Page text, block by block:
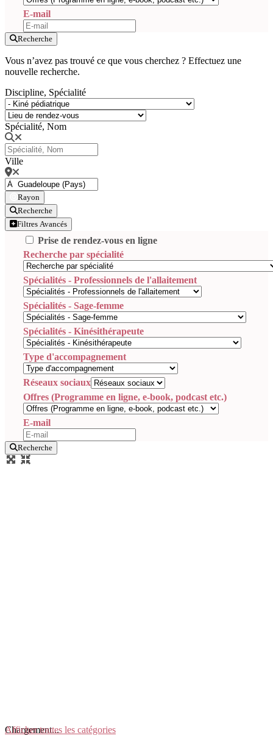
E-mail
Recherche
Vous n’avez pas trouvé ce que vous cherchez ? Effectuez une
nouvelle recherche.
Discipline, Spécialité
Spécialité, Nom
Ville
Rayon
Recherche
Filtres Avancés
Prise de rendez-vous en ligne
Recherche par spécialité
Spécialités - Professionnels de l'allaitement
Spécialités - Sage-femme
Spécialités - Kinésithérapeute
Type d'accompagnement
Réseaux sociaux
Offres (Programme en ligne, e-book, podcast etc.)
E-mail
Recherche
Chargement...
Afficher toutes les catégories